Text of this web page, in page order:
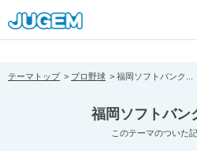
[pear_error: message="Success"
prefix="" info=""]
テーマトップ プロ野球 福岡ソフトバンク...
福岡ソフトバン
このテーマのついた